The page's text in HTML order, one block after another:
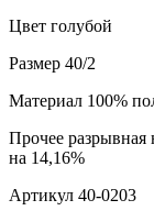
Цвет голубой
Размер 40/2
Материал 100%
Прочее разрывная
на 14,16%
Артикул 40-0203